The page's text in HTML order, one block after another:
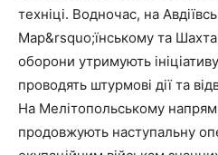
техніці. Водночас, на
Мар&rsquo;їнському та
оборони утримують
проводять штурмові дії та
На Мелітопольському
продовжують наступальну